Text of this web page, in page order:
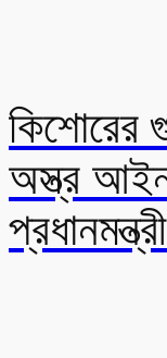
কিশোরের
অস্ত্র